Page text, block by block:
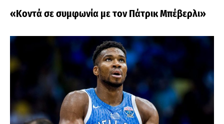
«Κοντά σε συμφωνία με τον Πάτρικ Μπέβερλι»